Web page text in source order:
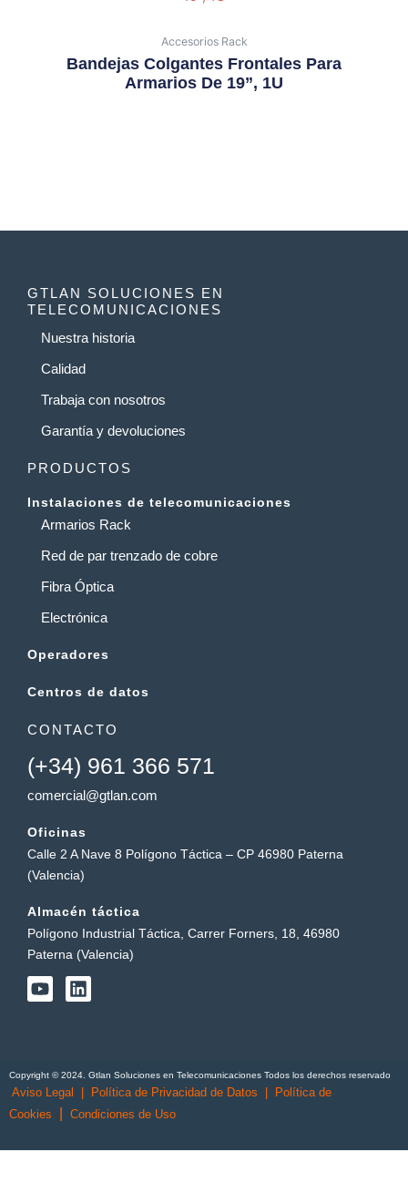
Accesorios Rack
Bandejas Colgantes Frontales Para
Armarios De 19”, 1U
GTLAN SOLUCIONES EN
TELECOMUNICACIONES
Nuestra historia
Calidad
Trabaja con nosotros
Garantía y devoluciones
PRODUCTOS
Instalaciones de telecomunicaciones
Armarios Rack
Red de par trenzado de cobre
Fibra Óptica
Electrónica
Operadores
Centros de datos
CONTACTO
(+34) 961 366 571
comercial@gtlan.com
Oficinas
Calle 2 A Nave 8 Polígono Táctica – CP 46980 Paterna
(Valencia)
Almacén táctica
Polígono Industrial Táctica, Carrer Forners, 18, 46980
Paterna (Valencia)
Y
o
e
L
i
i
n
Copyright © 2024. Gtlan Soluciones en Telecomunicaciones Todos los derechos reservado
Aviso Legal | Política de Privacidad de Datos | Política de
Cookies
Condiciones de Uso